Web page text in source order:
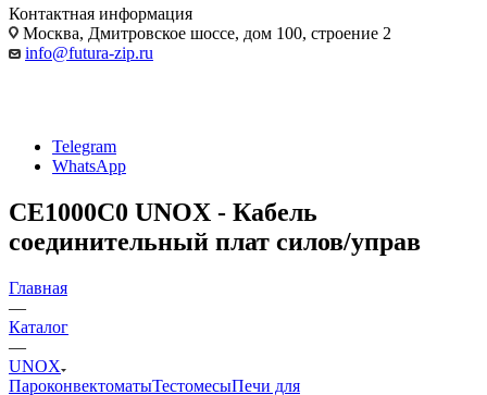
Контактная информация
Москва, Дмитровское шоссе, дом 100, строение 2
info@futura-zip.ru
Telegram
WhatsApp
CE1000C0 UNOX - Кабель
соединительный плат силов/управ
Главная
—
Каталог
—
UNOX
ПароконвектоматыТестомесыПечи для